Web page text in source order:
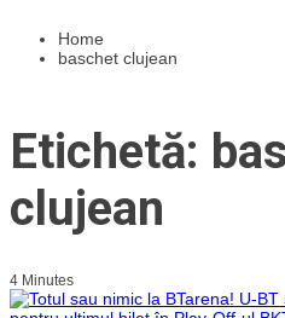
Home
baschet clujean
Etichetă:
clujean
4 Minutes